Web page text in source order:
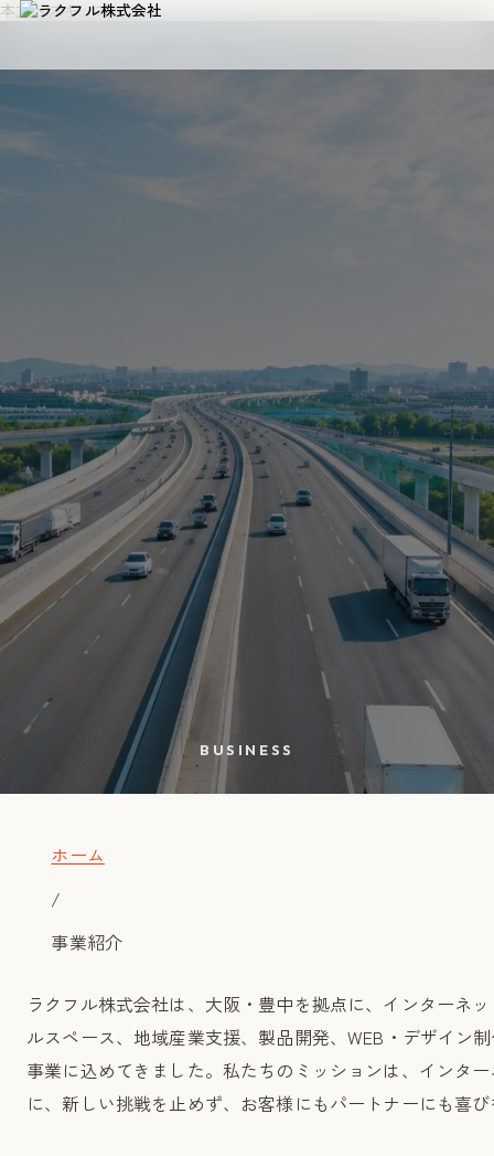
本文へスキップ
社長メッセージ
MVV
お知らせ
挑戦・未来
BUSINESS
ホーム
/
事業紹介
ラクフル株式会社は、大阪・豊中を拠点に、インターネ
ルスペース、地域産業支援、製品開発、WEB・デザイ
事業に込めてきました。私たちのミッションは、インタ
に、新しい挑戦を止めず、お客様にもパートナーにも喜